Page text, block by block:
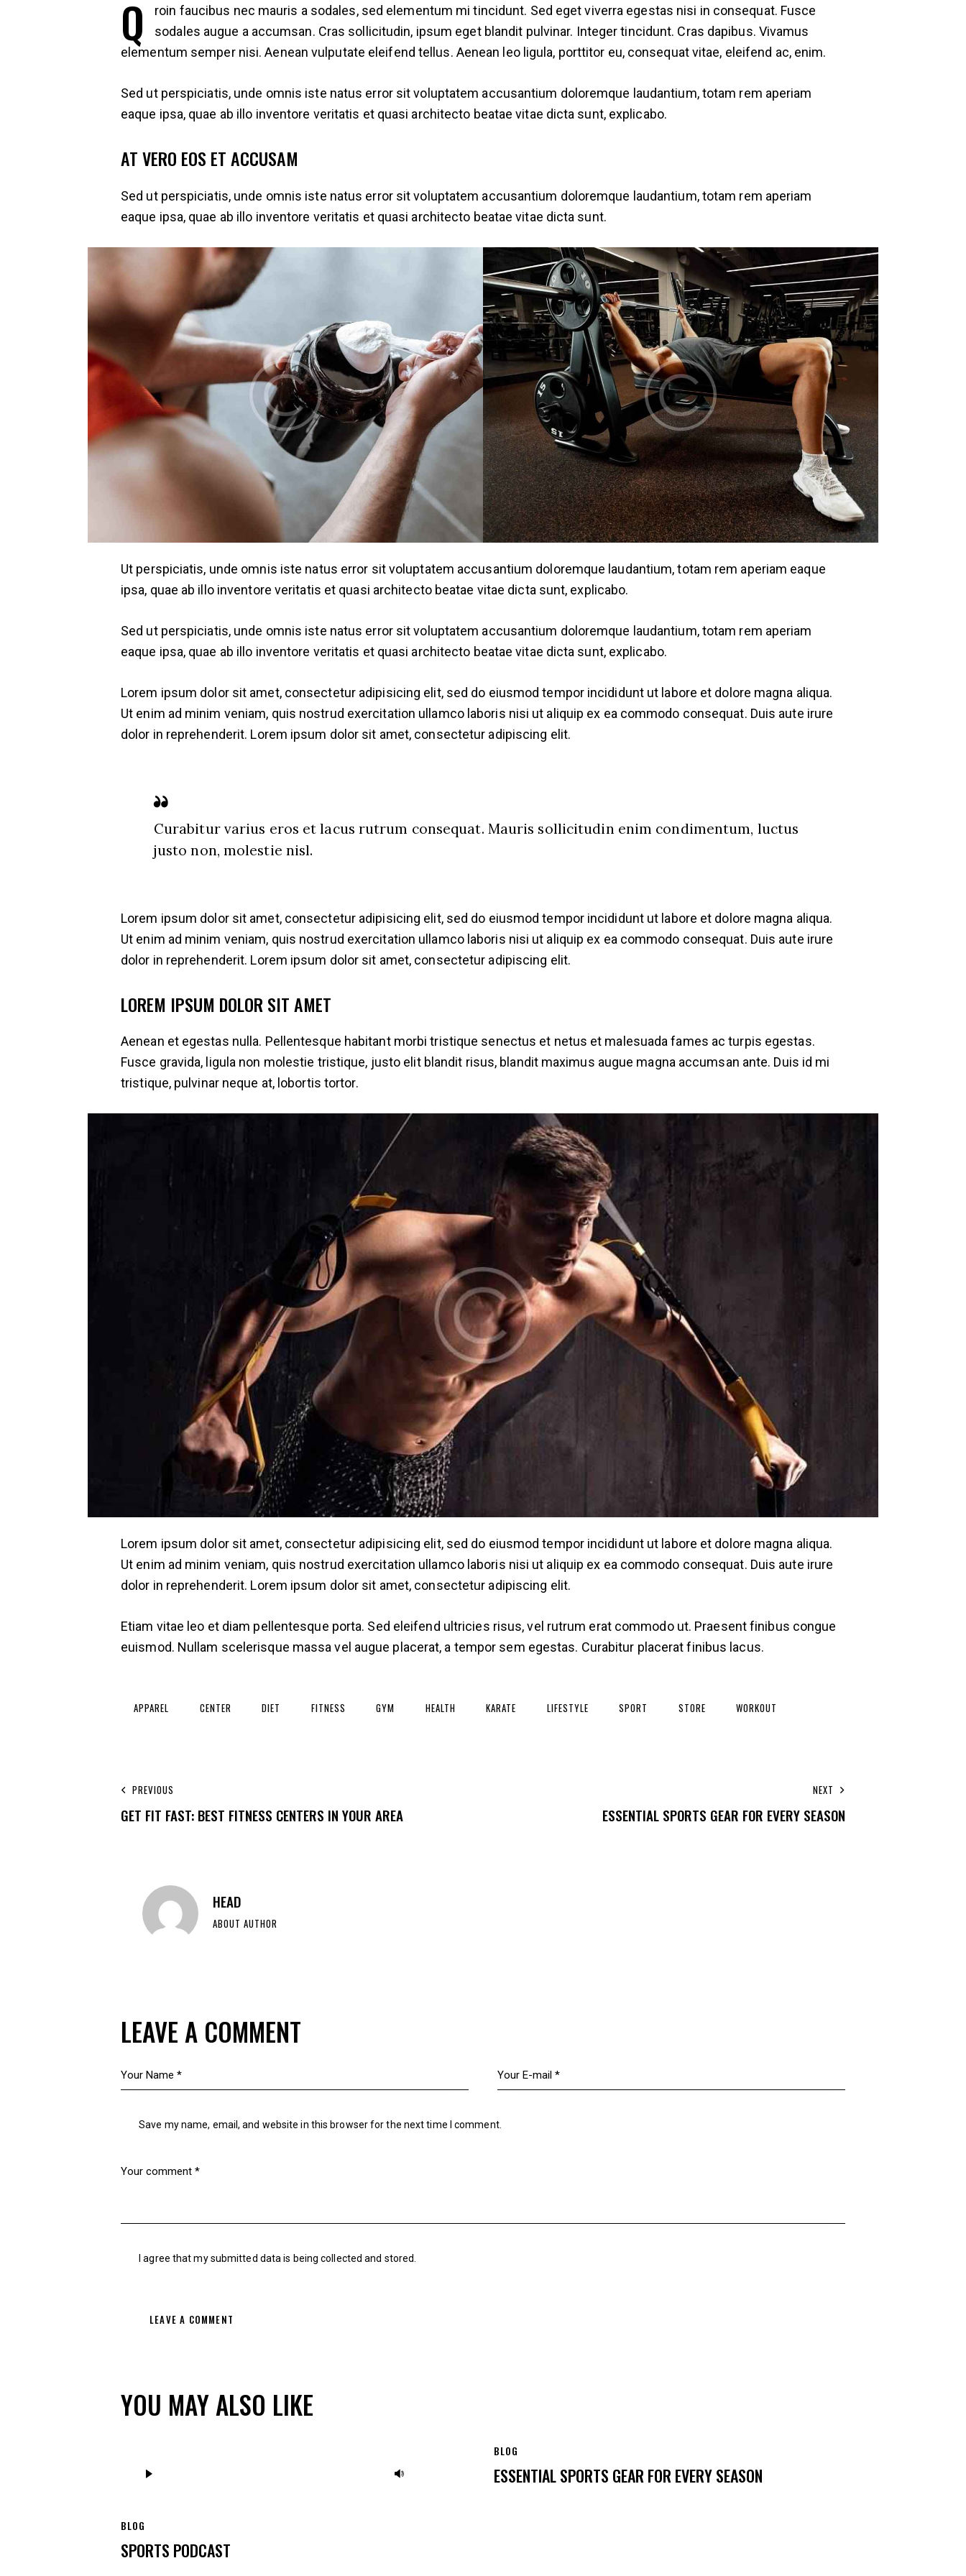
Q
roin faucibus nec mauris a sodales, sed elementum mi tincidunt. Sed eget viverra egestas nisi in consequat. Fusce
sodales augue a accumsan. Cras sollicitudin, ipsum eget blandit pulvinar. Integer tincidunt. Cras dapibus. Vivamus
elementum semper nisi. Aenean vulputate eleifend tellus. Aenean leo ligula, porttitor eu, consequat vitae, eleifend ac, enim.
Sed ut perspiciatis, unde omnis iste natus error sit voluptatem accusantium doloremque laudantium, totam rem aperiam
eaque ipsa, quae ab illo inventore veritatis et quasi architecto beatae vitae dicta sunt, explicabo.
AT VERO EOS ET ACCUSAM
Sed ut perspiciatis, unde omnis iste natus error sit voluptatem accusantium doloremque laudantium, totam rem aperiam
eaque ipsa, quae ab illo inventore veritatis et quasi architecto beatae vitae dicta sunt.
Ut perspiciatis, unde omnis iste natus error sit voluptatem accusantium doloremque laudantium, totam rem aperiam eaque
ipsa, quae ab illo inventore veritatis et quasi architecto beatae vitae dicta sunt, explicabo.
Sed ut perspiciatis, unde omnis iste natus error sit voluptatem accusantium doloremque laudantium, totam rem aperiam
eaque ipsa, quae ab illo inventore veritatis et quasi architecto beatae vitae dicta sunt, explicabo.
Lorem ipsum dolor sit amet, consectetur adipisicing elit, sed do eiusmod tempor incididunt ut labore et dolore magna aliqua.
Ut enim ad minim veniam, quis nostrud exercitation ullamco laboris nisi ut aliquip ex ea commodo consequat. Duis aute irure
dolor in reprehenderit. Lorem ipsum dolor sit amet, consectetur adipiscing elit.
Curabitur varius eros et lacus rutrum consequat. Mauris sollicitudin enim condimentum, luctus
justo non, molestie nisl.
Lorem ipsum dolor sit amet, consectetur adipisicing elit, sed do eiusmod tempor incididunt ut labore et dolore magna aliqua.
Ut enim ad minim veniam, quis nostrud exercitation ullamco laboris nisi ut aliquip ex ea commodo consequat. Duis aute irure
dolor in reprehenderit. Lorem ipsum dolor sit amet, consectetur adipiscing elit.
LOREM IPSUM DOLOR SIT AMET
Aenean et egestas nulla. Pellentesque habitant morbi tristique senectus et netus et malesuada fames ac turpis egestas.
Fusce gravida, ligula non molestie tristique, justo elit blandit risus, blandit maximus augue magna accumsan ante. Duis id mi
tristique, pulvinar neque at, lobortis tortor.
Lorem ipsum dolor sit amet, consectetur adipisicing elit, sed do eiusmod tempor incididunt ut labore et dolore magna aliqua.
Ut enim ad minim veniam, quis nostrud exercitation ullamco laboris nisi ut aliquip ex ea commodo consequat. Duis aute irure
dolor in reprehenderit. Lorem ipsum dolor sit amet, consectetur adipiscing elit.
Etiam vitae leo et diam pellentesque porta. Sed eleifend ultricies risus, vel rutrum erat commodo ut. Praesent finibus congue
euismod. Nullam scelerisque massa vel augue placerat, a tempor sem egestas. Curabitur placerat finibus lacus.
APPAREL CENTER DIET FITNESS GYM HEALTH KARATE LIFESTYLE SPORT STORE WORKOUT
PREVIOUS
GET FIT FAST: BEST FITNESS CENTERS IN YOUR AREA
NEXT
ESSENTIAL SPORTS GEAR FOR EVERY SEASON
HEAD
ABOUT AUTHOR
LEAVE A COMMENT
Save my name, email, and website in this browser for the next time I comment.
I agree that my submitted data is beingcollected and stored
YOU MAY ALSO LIKE
BLOG
SPORTS PODCAST
BLOG
ESSENTIAL SPORTS GEAR FOR EVERY SEASON